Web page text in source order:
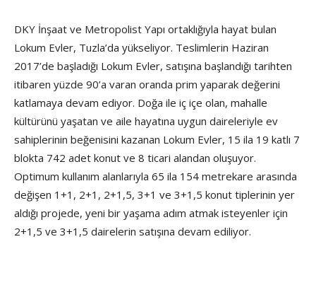
DKY İnşaat ve Metropolist Yapı ortaklığıyla hayat bulan
Lokum Evler, Tuzla’da yükseliyor. Teslimlerin Haziran
2017’de başladığı Lokum Evler, satışına başlandığı tarihten
itibaren yüzde 90’a varan oranda prim yaparak değerini
katlamaya devam ediyor. Doğa ile iç içe olan, mahalle
kültürünü yaşatan ve aile hayatına uygun daireleriyle ev
sahiplerinin beğenisini kazanan Lokum Evler, 15 ila 19 katlı 7
blokta 742 adet konut ve 8 ticari alandan oluşuyor.
Optimum kullanım alanlarıyla 65 ila 154 metrekare arasında
değişen 1+1, 2+1, 2+1,5, 3+1 ve 3+1,5 konut tiplerinin yer
aldığı projede, yeni bir yaşama adım atmak isteyenler için
2+1,5 ve 3+1,5 dairelerin satışına devam ediliyor.